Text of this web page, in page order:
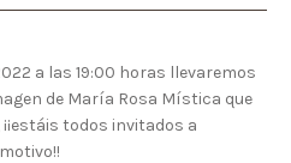
a las 19:00 horas llevaremos
de María Rosa Mística que
todos invitados a